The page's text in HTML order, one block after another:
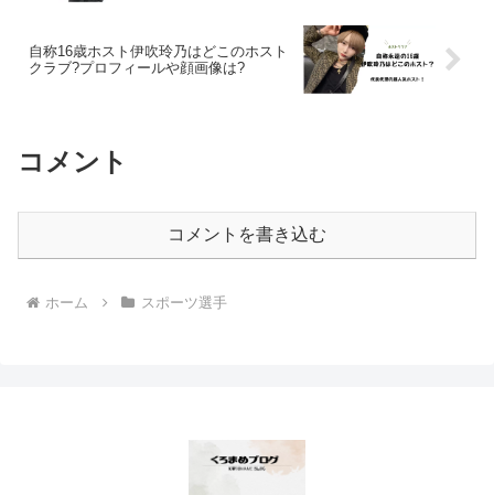
自称16歳ホスト伊吹玲乃はどこのホスト
クラブ?プロフィールや顔画像は?
コメント
コメントを書き込む
ホーム スポーツ選手